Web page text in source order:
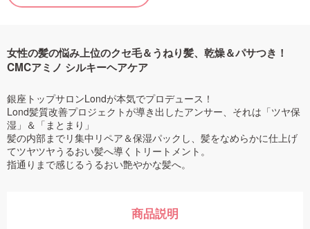
女性の髪の悩み上位のクセ毛＆うねり髪、乾燥＆パサつき！
CMCアミノ シルキーヘアケア
銀座トップサロンLondが本気でプロデュース！
Lond髪質改善プロジェクトが導き出したアンサー、それは「ツヤ保
湿」＆「まとまり」
髪の内部までリ集中リペア＆保湿パックし、髪をなめらかに仕上げ
てツヤツヤうるおい髪へ導くトリートメント。
指通りまで感じるうるおい艶やかな髪へ。
商品説明